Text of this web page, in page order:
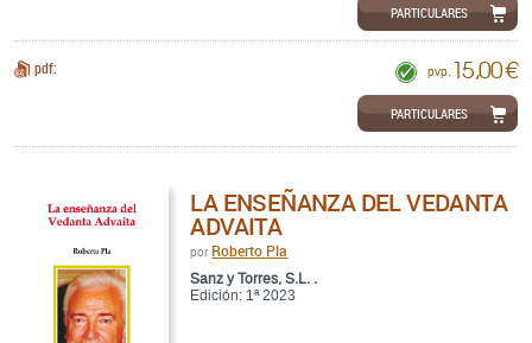
PARTICULARES
pdf: pvp. 15,00 €
PARTICULARES
LA ENSEÑANZA DEL VEDANTA
ADVAITA
por Roberto Pla
Sanz y Torres, S.L. .
Edición: 1ª 2023